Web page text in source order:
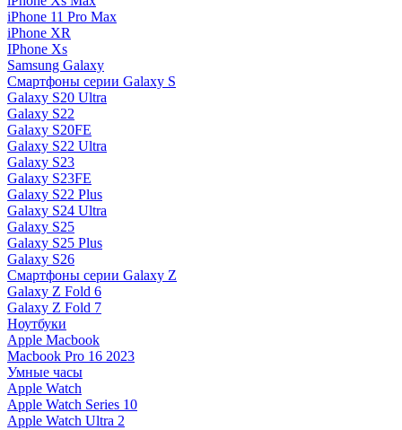
iPhone 11 Pro Max
iPhone XR
IPhone Xs
Samsung Galaxy
Смартфоны серии Galaxy S
Galaxy S20 Ultra
Galaxy S22
Galaxy S20FE
Galaxy S22 Ultra
Galaxy S23
Galaxy S23FE
Galaxy S22 Plus
Galaxy S24 Ultra
Galaxy S25
Galaxy S25 Plus
Galaxy S26
Смартфоны серии Galaxy Z
Galaxy Z Fold 6
Galaxy Z Fold 7
Ноутбуки
Apple Macbook
Macbook Pro 16 2023
Умные часы
Apple Watch
Apple Watch Series 10
Apple Watch Ultra 2